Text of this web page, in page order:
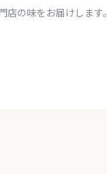
の味をお届けします。